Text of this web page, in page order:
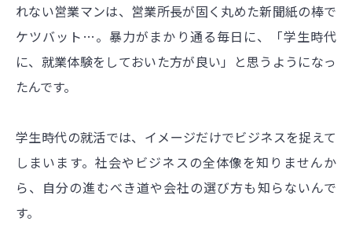
れない営業マンは、営業所長が固く丸めた新聞紙の棒で
ケツバット…。暴力がまかり通る毎日に、「学生時代
に、就業体験をしておいた方が良い」と思うようになっ
たんです。
学生時代の就活では、イメージだけでビジネスを捉えて
しまいます。社会やビジネスの全体像を知りませんか
ら、自分の進むべき道や会社の選び方も知らないんで
す。